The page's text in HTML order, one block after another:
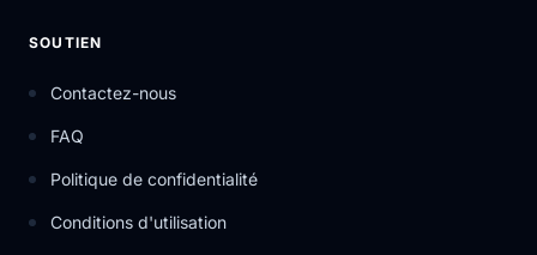
SOUTIEN
Contactez-nous
FAQ
Politique de confidentialité
Conditions d'utilisation